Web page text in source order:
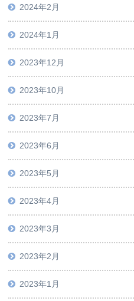
2024年2月
2024年1月
2023年12月
2023年10月
2023年7月
2023年6月
2023年5月
2023年4月
2023年3月
2023年2月
2023年1月